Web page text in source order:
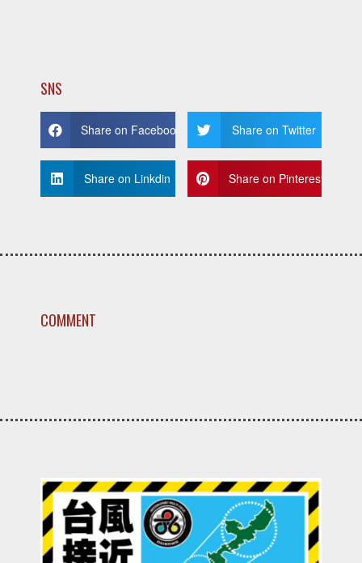
SNS
Share on Facebook Share on Twitter
Share on Linkdin Share on Pinterest
COMMENT